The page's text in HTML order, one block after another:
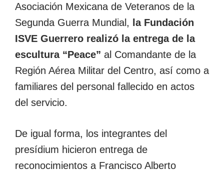
Asociación Mexicana de Veteranos de la
Segunda Guerra Mundial, la Fundación
ISVE Guerrero realizó la entrega de la
escultura “Peace” al Comandante de la
Región Aérea Militar del Centro, así como a
familiares del personal fallecido en actos
del servicio.
De igual forma, los integrantes del
presídium hicieron entrega de
reconocimientos a Francisco Alberto